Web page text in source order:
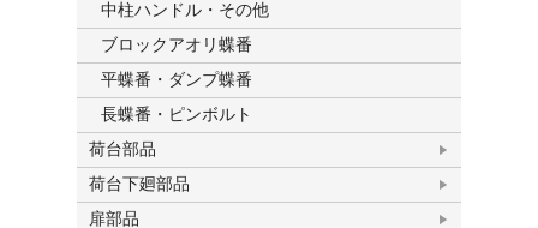
中柱ハンドル・その他
ブロックアオリ蝶番
平蝶番・ダンプ蝶番
長蝶番・ピンボルト
荷台部品
荷台下廻部品
扉部品